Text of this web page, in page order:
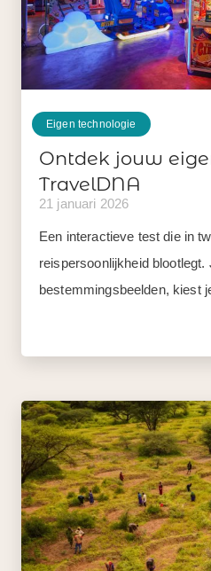
Eigen technologie
Ontdek jouw
TravelDNA
21 januari 2026
Een interactieve test die in
reispersoonlijkheid blootlegt.
bestemmingsbeelden, kiest